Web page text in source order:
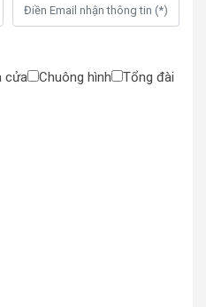
cửa Chuông hình
Tổng đài